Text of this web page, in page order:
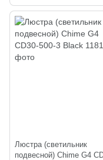
Люстра (светильник
подвесной) Chime G4